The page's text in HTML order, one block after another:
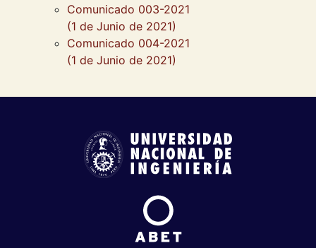
Comunicado 003-2021
(1 de Junio de 2021)
Comunicado 004-2021
(1 de Junio de 2021)